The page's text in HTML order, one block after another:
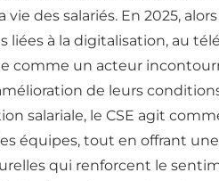
vie des salariés. En 2025,
liées à la digitalisation, au
comme un acteur
de leurs
salariale, le CSE agit
équipes, tout en offrant
qui renforcent le